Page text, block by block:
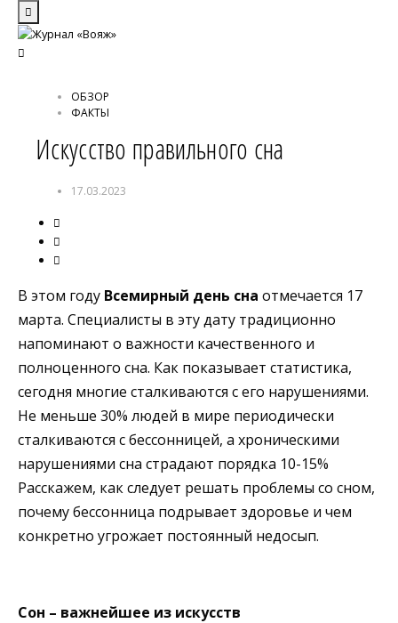
ОБЗОР
ФАКТЫ
Искусство правильного сна
17.03.2023
В этом году Всемирный день сна отмечается 17
марта. Специалисты в эту дату традиционно
напоминают о важности качественного и
полноценного сна. Как показывает статистика,
сегодня многие сталкиваются с его нарушениями.
Не меньше 30% людей в мире периодически
сталкиваются с бессонницей, а хроническими
нарушениями сна страдают порядка 10-15%
Расскажем, как следует решать проблемы со сном,
почему бессонница подрывает здоровье и чем
конкретно угрожает постоянный недосып.
Сон – важнейшее из искусств